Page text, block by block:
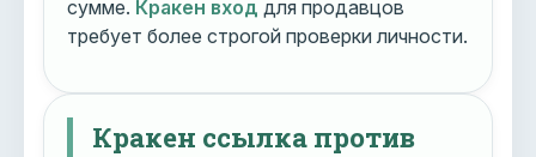
сумме. Кракен вход для продавцов
требует более строгой проверки личности.
Кракен ссылка против